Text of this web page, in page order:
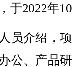
于2022年
介绍，项
公、产品